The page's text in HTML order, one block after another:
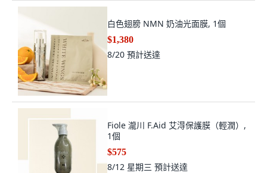
白色翅膀 NMN 奶油光面膜, 1個
$1,380
8/20 預計送達
Fiole 瀧川 F.Aid 艾淂保護膜（輕潤）,
1個
$575
8/12 星期三 預計送達